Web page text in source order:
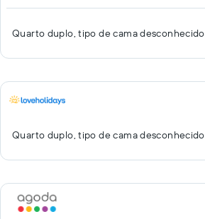
Quarto duplo, tipo de cama desconhecido
Quarto duplo, tipo de cama desconhecido